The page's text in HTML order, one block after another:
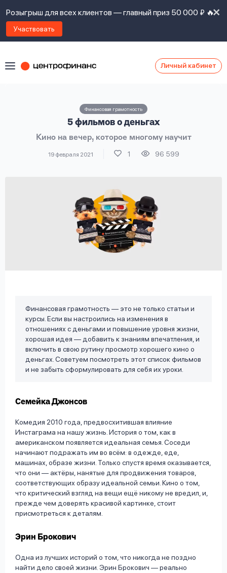
Розыгрыш для всех клиентов — главный приз 50 000 ₽ 🔥
Участвовать
Личный кабинет
Финансовая грамотность
5 фильмов о деньгах
Кино на вечер, которое многому научит
19 февраля 2021 1 96 599
Финансовая грамотность — это не только статьи и
курсы. Если вы настроились на изменения в
отношениях с деньгами и повышение уровня жизни,
хорошая идея — добавить к знаниям впечатления, и
включить в свою рутину просмотр хорошего кино о
деньгах. Советуем посмотреть этот список фильмов
и не забыть сформулировать для себя их уроки.
Семейка Джонсов
Комедия 2010 года, предвосхитившая влияние
Инстаграма на нашу жизнь. История о том, как в
американском появляется идеальная семья. Соседи
начинают подражать им во всём: в одежде, еде,
машинах, образе жизни. Только спустя время оказывается,
что они — актёры, нанятые для продвижения товаров,
соответствующих образу идеальной семьи. Кино о том,
что критический взгляд на вещи ещё никому не вредил, и,
прежде чем доверять красивой картинке, стоит
присмотреться к деталям.
Эрин Брокович
Одна из лучших историй о том, что никогда не поздно
найти дело своей жизни. Эрин Брокович — реально
Оформить заявку
Войти под другим номером
контакты
Ответы
на
вопросы
правилами
займов,